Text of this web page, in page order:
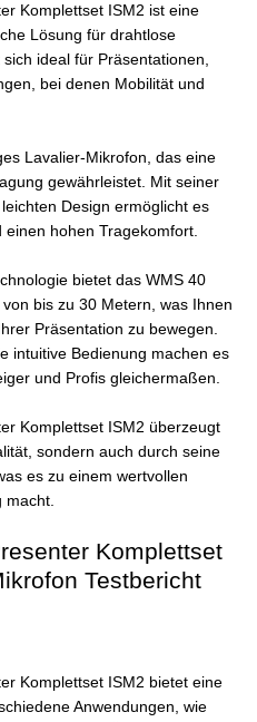
Komplettset ISM2 ist eine
Lösung für drahtlose
ideal für Präsentationen,
bei denen Mobilität und
Lavalier-Mikrofon, das eine
gewährleistet. Mit seiner
Design ermöglicht es
hohen Tragekomfort.
bietet das WMS 40
bis zu 30 Metern, was Ihnen
Präsentation zu bewegen.
intuitive Bedienung machen es
und Profis gleichermaßen.
Komplettset ISM2 überzeugt
sondern auch durch seine
es zu einem wertvollen
macht.
Komplettset
Testbericht
Komplettset ISM2 bietet eine
Anwendungen, wie